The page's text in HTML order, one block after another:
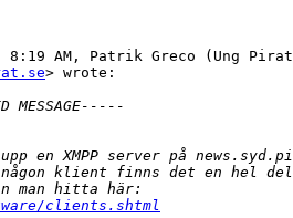
> wrote:
clients.shtml